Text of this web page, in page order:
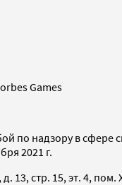
Games
по надзору в
2021 г.
13, стр. 15, эт. 4, пом.